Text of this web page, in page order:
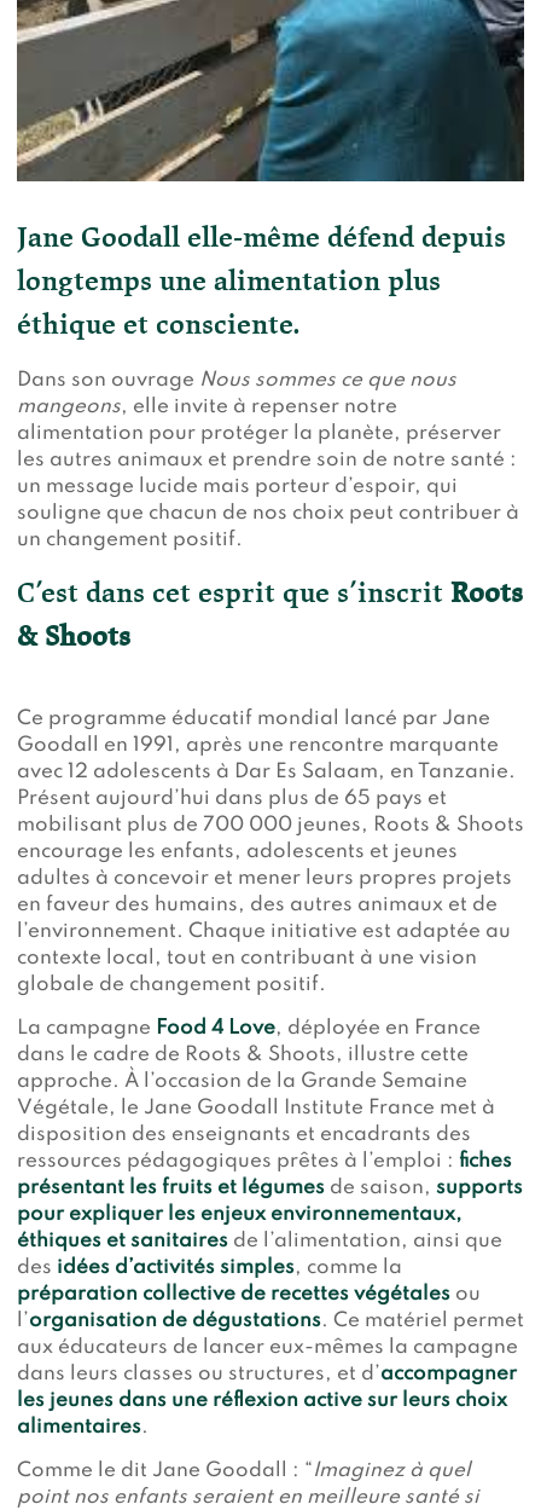
Jane Goodall elle-même défend depuis
longtemps une alimentation plus
éthique et consciente.
Dans son ouvrage Nous sommes ce que nous
mangeons, elle invite à repenser notre
alimentation pour protéger la planète, préserver
les autres animaux et prendre soin de notre santé :
un message lucide mais porteur d’espoir, qui
souligne que chacun de nos choix peut contribuer à
un changement positif.
C’est dans cet esprit que s’inscrit Roots
& Shoots
Ce programme éducatif mondial lancé par Jane
Goodall en 1991, après une rencontre marquante
avec 12 adolescents à Dar Es Salaam, en Tanzanie.
Présent aujourd’hui dans plus de 65 pays et
mobilisant plus de 700 000 jeunes, Roots & Shoots
encourage les enfants, adolescents et jeunes
adultes à concevoir et mener leurs propres projets
en faveur des humains, des autres animaux et de
l’environnement. Chaque initiative est adaptée au
contexte local, tout en contribuant à une vision
globale de changement positif.
La campagne Food 4 Love, déployée en France
dans le cadre de Roots & Shoots, illustre cette
approche. À l’occasion de la Grande Semaine
Végétale, le Jane Goodall Institute France met à
disposition des enseignants et encadrants des
ressources pédagogiques prêtes à l’emploi : fiches
présentant les fruits et légumes de saison, supports
pour expliquer les enjeux environnementaux,
éthiques et sanitaires de l’alimentation, ainsi que
des idées d’activités simples, comme la
préparation collective de recettes végétales ou
l’organisation de dégustations. Ce matériel permet
aux éducateurs de lancer eux-mêmes la campagne
dans leurs classes ou structures, et d’accompagner
les jeunes dans une réflexion active sur leurs choix
alimentaires.
Comme le dit Jane Goodall : “Imaginez à quel
point nos enfants seraient en meilleure santé si